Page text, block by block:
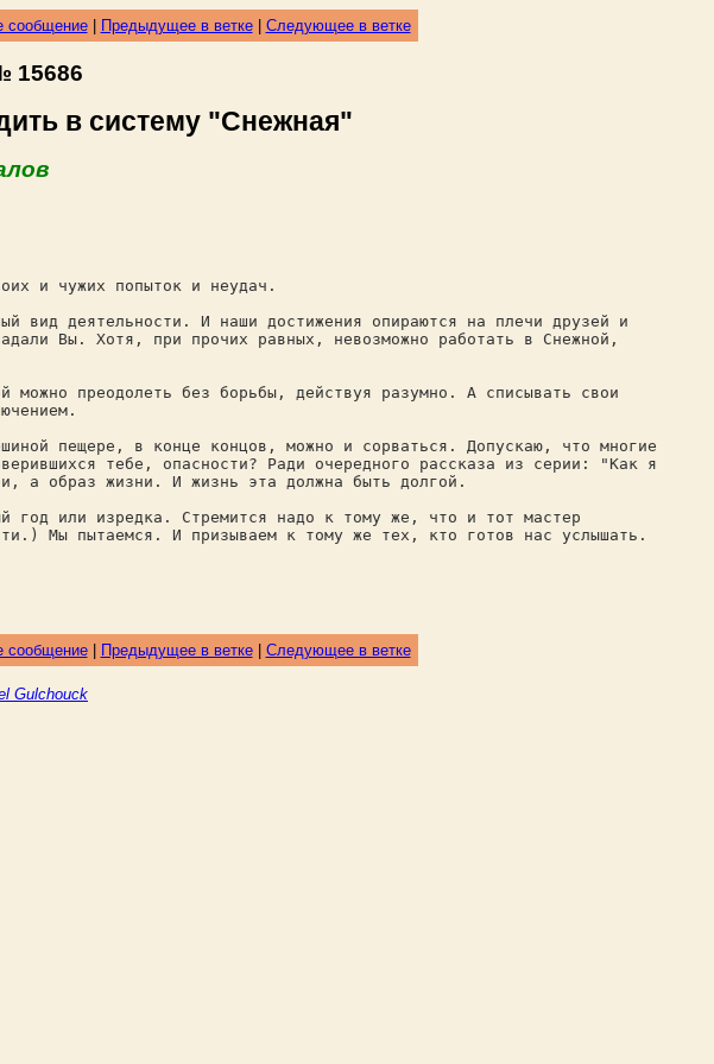
| Предыдущее в ветке| Следующее в ветке
15686
в систему "Снежная"
и чужих попыток и неудач.
вид деятельности. И наши достижения опираются на плечи друзей и
Вы. Хотя, при прочих равных, невозможно работать в Снежной,
преодолеть без борьбы, действуя разумно. А списывать свои
пещере, в конце концов, можно и сорваться. Допускаю, что многие
тебе, опасности? Ради очередного рассказа из серии: "Как я
а образ жизни. И жизнь эта должна быть долгой.
год или изредка. Стремится надо к тому же, что и тот мастер
Мы пытаемся. И призываем к тому же тех, кто готов нас услышать.
| Предыдущее в ветке| Следующее в ветке
Gulchouck